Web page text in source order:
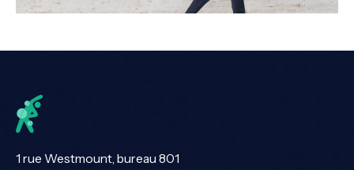
1 rue Westmount, bureau 801